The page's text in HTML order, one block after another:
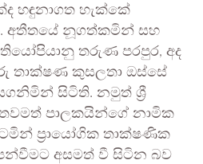
හඳුනාගත හැක්කේ
අතීතයේ නූගත්කමින් සහ
තරුණ පරපුර, අද
තාක්ෂණ කුසලතා ඔස්සේ
සිටිති. නමුත් ශ්‍රී
පාලකයින්ගේ නාමික
ප්‍රායෝගික තාක්ෂණික
අසමත් වී සිටින බව